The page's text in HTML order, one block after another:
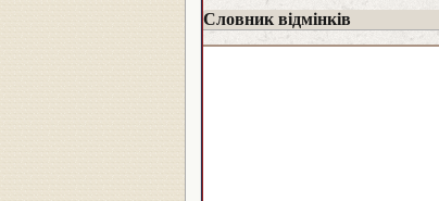
Словник відмінків